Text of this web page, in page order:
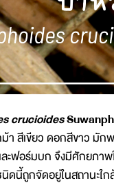
crucioides
ม้า สีเขียว ดอกสีขาว
ละฟอร์มบก จึงมีศักยภ
ดนี้ถูกจัดอยู่ในสถานะ